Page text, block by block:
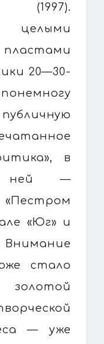
(1997).
пластами
20—30-
в
ней —
«Юг» и
стало
— уже